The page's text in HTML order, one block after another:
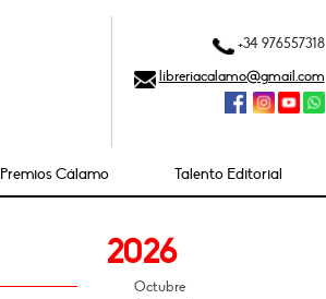
+34 976557318
libreriacalamo@gmail.com
Premios Cálamo Talento Editorial
2026
Octubre